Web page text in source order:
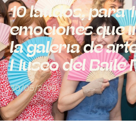
10 latidos, para
emociones que
la galería de
Museo del Baile
30/05/2019